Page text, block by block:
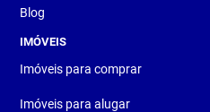
Blog
IMÓVEIS
Imóveis para comprar
Imóveis para alugar